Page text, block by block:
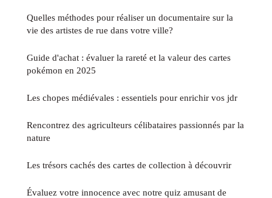
Quelles méthodes pour réaliser un documentaire sur la
vie des artistes de rue dans votre ville?
Guide d'achat : évaluer la rareté et la valeur des cartes
pokémon en 2025
Les chopes médiévales : essentiels pour enrichir vos jdr
Rencontrez des agriculteurs célibataires passionnés par la
nature
Les trésors cachés des cartes de collection à découvrir
Évaluez votre innocence avec notre quiz amusant de